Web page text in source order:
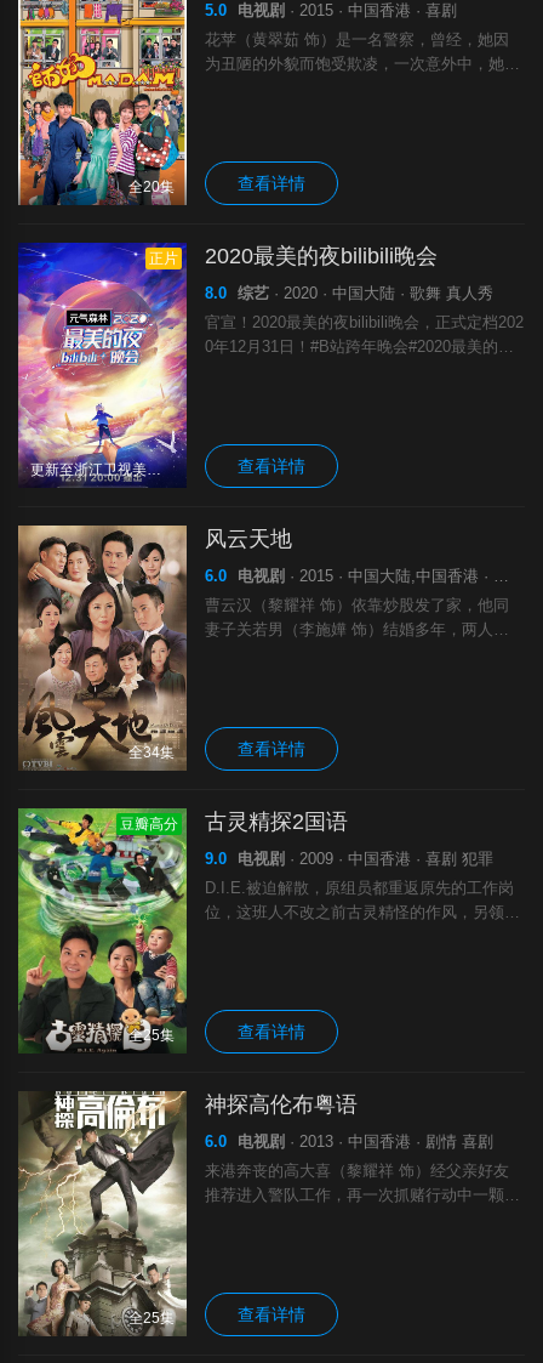
全20集
5.0 电视剧 · 2015 · 中国香港 · 喜剧
花苹（黄翠茹 饰）是一名警察，曾经，她因
为丑陋的外貌而饱受欺凌，一次意外中，她面
查看详情
正片
更新至浙江卫视美好有你跨年晚会完结
2020最美的夜bilibili晚会
8.0 综艺 · 2020 · 中国大陆 · 歌舞 真人秀
官宣！2020最美的夜bilibili晚会，正式定档202
0年12月31日！#B站跨年晚会#2020最美的
查看详情
全34集
风云天地
6.0 电视剧 · 2015 · 中国大陆,中国香港 · 剧情 家庭
曹云汉（黎耀祥 饰）依靠炒股发了家，他同
妻子关若男（李施嬅 饰）结婚多年，两人共
查看详情
豆瓣高分
全25集
古灵精探2国语
9.0 电视剧 · 2009 · 中国香港 · 喜剧 犯罪
D.I.E.被迫解散，原组员都重返原先的工作岗
位，这班人不改之前古灵精怪的作风，另领导
查看详情
全25集
神探高伦布粤语
6.0 电视剧 · 2013 · 中国香港 · 剧情 喜剧
来港奔丧的高大喜（黎耀祥 饰）经父亲好友
推荐进入警队工作，再一次抓赌行动中一颗子
查看详情